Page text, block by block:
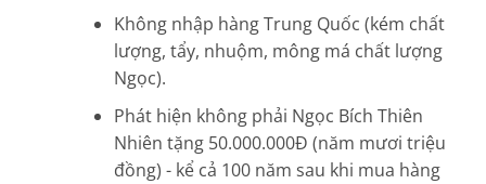
Không nhập hàng Trung Quốc (kém chất
lượng, tẩy, nhuộm, mông má chất lượng
Ngọc).
Phát hiện không phải Ngọc Bích Thiên
Nhiên tặng 50.000.000Đ (năm mươi triệu
đồng) - kể cả 100 năm sau khi mua hàng